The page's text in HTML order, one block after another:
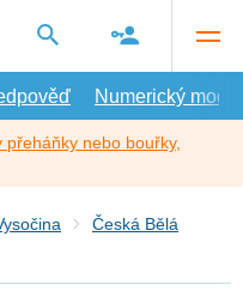
Numerický model
nebo bouřky,
Česká Bělá